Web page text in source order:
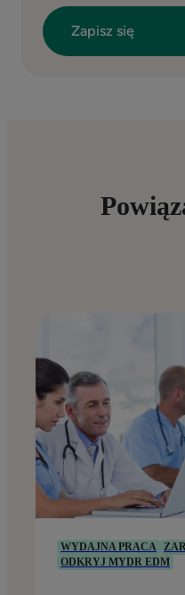
WYDAJNA PRACA
ODKRYJ MYDR EDM